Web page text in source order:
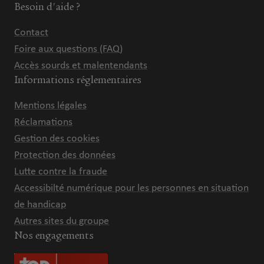
Besoin d'aide ?
Contact
Foire aux questions (FAQ)
Accès sourds et malentendants
Informations réglementaires
Mentions légales
Réclamations
Gestion des cookies
Protection des données
Lutte contre la fraude
Accessibilté numérique pour les personnes en situation
de handicap
Autres sites du groupe
Nos engagements